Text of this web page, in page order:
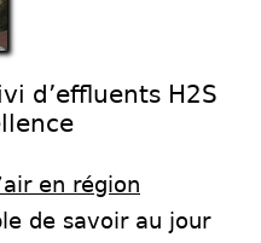
d’effluents H2S
en région
de savoir au jour